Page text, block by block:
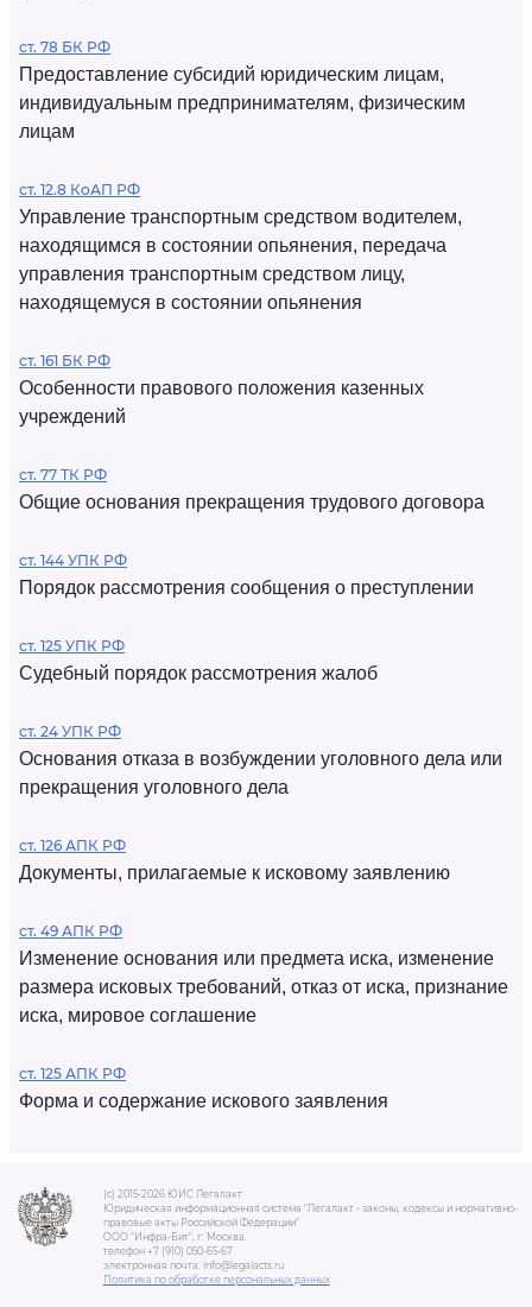
ст. 78 БК РФ
Предоставление субсидий юридическим лицам,
индивидуальным предпринимателям, физическим
лицам
ст. 12.8 КоАП РФ
Управление транспортным средством водителем,
находящимся в состоянии опьянения, передача
управления транспортным средством лицу,
находящемуся в состоянии опьянения
ст. 161 БК РФ
Особенности правового положения казенных
учреждений
ст. 77 ТК РФ
Общие основания прекращения трудового договора
ст. 144 УПК РФ
Порядок рассмотрения сообщения о преступлении
ст. 125 УПК РФ
Судебный порядок рассмотрения жалоб
ст. 24 УПК РФ
Основания отказа в возбуждении уголовного дела или
прекращения уголовного дела
ст. 126 АПК РФ
Документы, прилагаемые к исковому заявлению
ст. 49 АПК РФ
Изменение основания или предмета иска, изменение
размера исковых требований, отказ от иска, признание
иска, мировое соглашение
ст. 125 АПК РФ
Форма и содержание искового заявления
(c) 2015-2026 ЮИС Легалакт
Юридическая информационная система "Легалакт - законы, кодексы и нормативно-
правовые акты Российской Федерации"
ООО "Инфра-Бит", г. Москва.
телефон +7 (910) 050-65-67
электронная почта: info@legalacts.ru
Политика по обработке персональных данных